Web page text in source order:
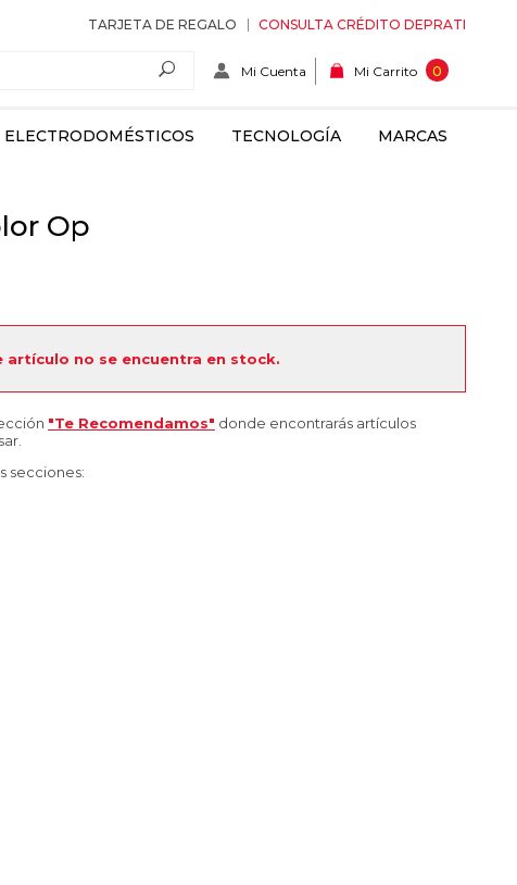
TARJETA DE REGALO CONSULTA CRÉDITO DEPRATI
Mi Cuenta Mi Carrito 0
ELECTRODOMÉSTICOS TECNOLOGÍA MARCAS
Op
artículo no se encuentra en stock.
"Te Recomendamos" donde encontrarás artículos
secciones: